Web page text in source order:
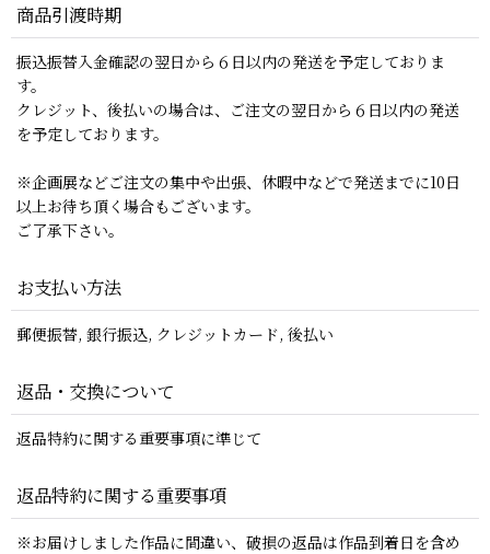
商品引渡時期
振込振替入金確認の翌日から６日以内の発送を予定しておりま
す。
クレジット、後払いの場合は、ご注文の翌日から６日以内の発送
を予定しております。
※企画展などご注文の集中や出張、休暇中などで発送までに10日
以上お待ち頂く場合もございます。
ご了承下さい。
お支払い方法
郵便振替, 銀行振込, クレジットカード, 後払い
返品・交換について
返品特約に関する重要事項に準じて
返品特約に関する重要事項
※お届けしました作品に間違い、破損の返品は作品到着日を含め